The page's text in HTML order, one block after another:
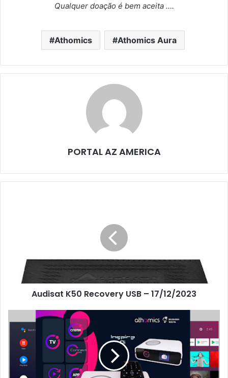
Qualquer doação é bem aceita ….
Athomics Athomics Aura
PORTAL AZ AMERICA
Audisat K50 Recovery USB – 17/12/2023